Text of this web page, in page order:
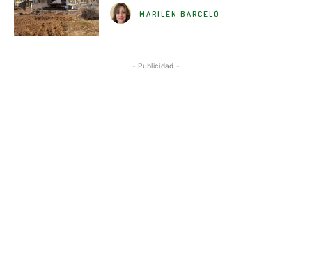
MARILÉN BARCELÓ
- Publicidad -